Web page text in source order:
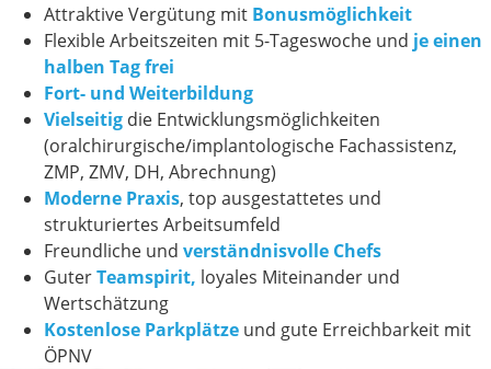
Attraktive Vergütung mit Bonusmöglichkeit
Flexible Arbeitszeiten mit 5-Tageswoche und je einen
halben Tag frei
Fort- und Weiterbildung
Vielseitig die Entwicklungsmöglichkeiten
(oralchirurgische/implantologische Fachassistenz,
ZMP, ZMV, DH, Abrechnung)
Moderne Praxis, top ausgestattetes und
strukturiertes Arbeitsumfeld
Freundliche und verständnisvolle Chefs
GuterTeamspirit, loyales Miteinander und
Wertschätzung
Kostenlose Parkplätze und gute Erreichbarkeit mit
ÖPNV